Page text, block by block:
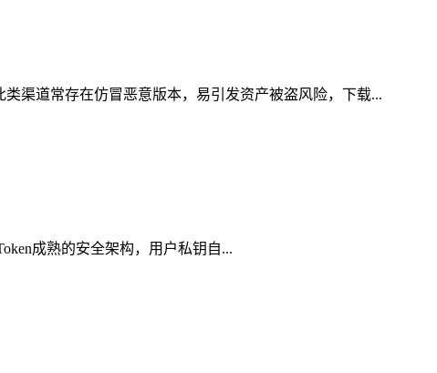
渠道常存在仿冒恶意版本，易引发资产被盗风险，下载...
成熟的安全架构，用户私钥自...